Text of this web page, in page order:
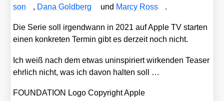
son
, Dana Gold­berg und Mar­cy Ross .
Die Serie soll irgend­wann in 2021 auf Apple TV star­ten
einen kon­kre­ten Ter­min gibt es der­zeit noch nicht.
Ich weiß nach dem etwas unin­spi­riert wir­ken­den Teaser
ehr­lich nicht, was ich davon hal­ten soll …
FOUNDATION Logo Copy­right Apple